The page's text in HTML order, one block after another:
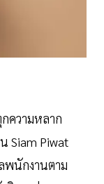
ความหลาก
Siam Piwat
พนักงานตาม